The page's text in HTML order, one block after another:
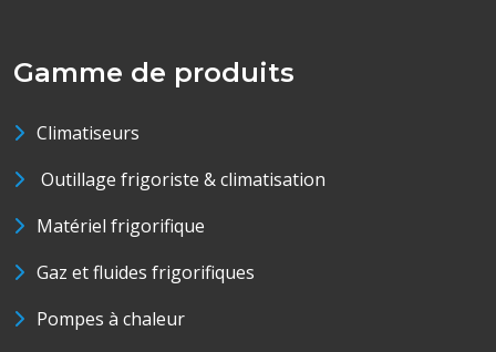
Gamme de produits
Climatiseurs
Outillage frigoriste & climatisation
Matériel frigorifique
Gaz et fluides frigorifiques
Pompes à chaleur